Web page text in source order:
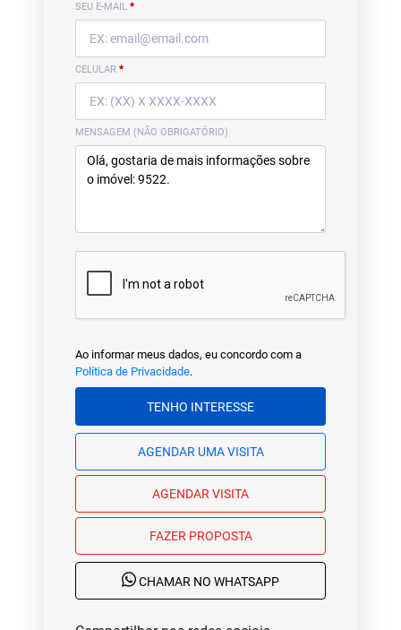
SEU E-MAIL *
CELULAR *
MENSAGEM (NÃO OBRIGATÓRIO)
Ao informar meus dados, eu concordo com a
Política de Privacidade.
TENHO INTERESSE
AGENDAR UMA VISITA
AGENDAR VISITA
FAZER PROPOSTA
CHAMAR NO WHATSAPP